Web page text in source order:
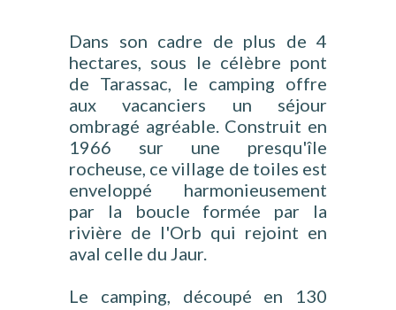
Dans son cadre de plus de 4
hectares, sous le célèbre pont
de Tarassac, le camping offre
aux vacanciers un séjour
ombragé agréable. Construit en
1966 sur une presqu'île
rocheuse, ce village de toiles est
enveloppé harmonieusement
par la boucle formée par la
rivière de l'Orb qui rejoint en
aval celle du Jaur.
Le camping, découpé en 130